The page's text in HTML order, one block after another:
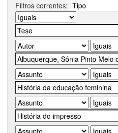
Filtros correntes: